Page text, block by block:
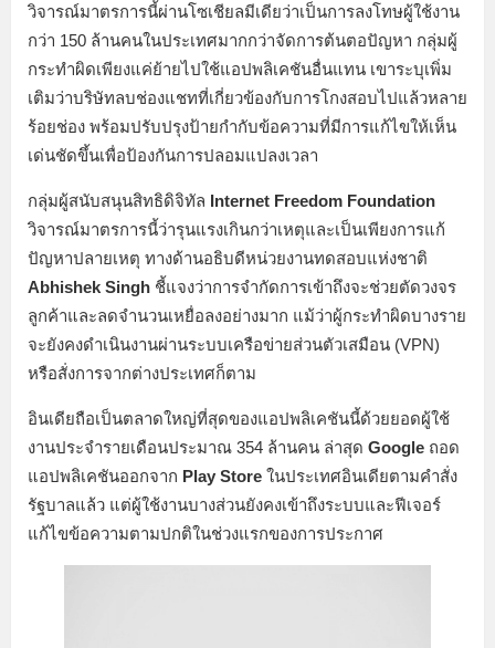
วิจารณ์มาตรการนี้ผ่านโซเชียลมีเดียว่าเป็นการลงโทษผู้ใช้งาน
กว่า 150 ล้านคนในประเทศมากกว่าจัดการต้นตอปัญหา กลุ่มผู้
กระทำผิดเพียงแค่ย้ายไปใช้แอปพลิเคชันอื่นแทน เขาระบุเพิ่ม
เติมว่าบริษัทลบช่องแชทที่เกี่ยวข้องกับการโกงสอบไปแล้วหลาย
ร้อยช่อง พร้อมปรับปรุงป้ายกำกับข้อความที่มีการแก้ไขให้เห็น
เด่นชัดขึ้นเพื่อป้องกันการปลอมแปลงเวลา
กลุ่มผู้สนับสนุนสิทธิดิจิทัล Internet Freedom Foundation
วิจารณ์มาตรการนี้ว่ารุนแรงเกินกว่าเหตุและเป็นเพียงการแก้
ปัญหาปลายเหตุ ทางด้านอธิบดีหน่วยงานทดสอบแห่งชาติ
Abhishek Singh ชี้แจงว่าการจำกัดการเข้าถึงจะช่วยตัดวงจร
ลูกค้าและลดจำนวนเหยื่อลงอย่างมาก แม้ว่าผู้กระทำผิดบางราย
จะยังคงดำเนินงานผ่านระบบเครือข่ายส่วนตัวเสมือน (VPN)
หรือสั่งการจากต่างประเทศก็ตาม
อินเดียถือเป็นตลาดใหญ่ที่สุดของแอปพลิเคชันนี้ด้วยยอดผู้ใช้
งานประจำรายเดือนประมาณ 354 ล้านคน ล่าสุด Google ถอด
แอปพลิเคชันออกจาก Play Store ในประเทศอินเดียตามคำสั่ง
รัฐบาลแล้ว แต่ผู้ใช้งานบางส่วนยังคงเข้าถึงระบบและฟีเจอร์
แก้ไขข้อความตามปกติในช่วงแรกของการประกาศ